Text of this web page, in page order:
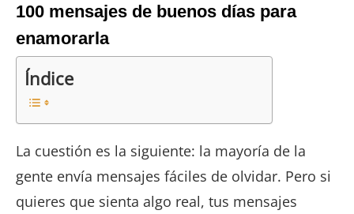
100 mensajes de buenos días para
enamorarla
Índice
La cuestión es la siguiente: la mayoría de la
gente envía mensajes fáciles de olvidar. Pero si
quieres que sienta algo real, tus mensajes